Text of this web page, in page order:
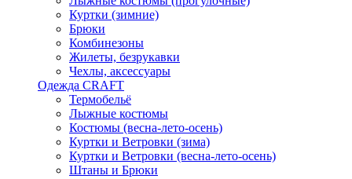
Куртки (зимние)
Брюки
Комбинезоны
Жилеты, безрукавки
Чехлы, аксессуары
Одежда CRAFT
Термобельё
Лыжные костюмы
Костюмы (весна-лето-осень)
Куртки и Ветровки (зима)
Куртки и Ветровки (весна-лето-осень)
Штаны и Брюки